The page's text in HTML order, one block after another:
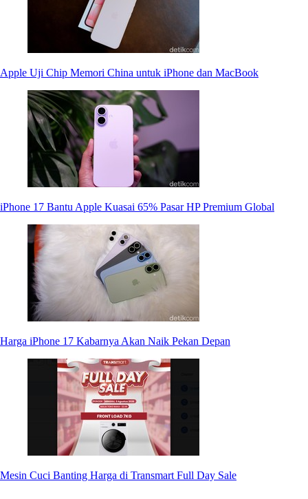
Apple Uji Chip Memori China untuk iPhone dan MacBook
iPhone 17 Bantu Apple Kuasai 65% Pasar HP Premium Global
Harga iPhone 17 Kabarnya Akan Naik Pekan Depan
Mesin Cuci Banting Harga di Transmart Full Day Sale